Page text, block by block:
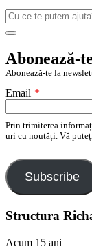
Caută
după:
Search
Abonează-te
Abonează-te la
Email *
Prin trimiterea
uri cu noutăți. Vă
Subscribe
Structura
Acum 15 ani